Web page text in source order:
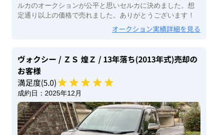
ルカのオークションが公平と思いセルカに決めました。想
定通り以上の価格で売れました。ありがとうございます！
オークション実績詳細を見る
ヴォクシー / ＺＳ 煌Ｚ / 13年落ち(2013年式)売却の
お客様
満足度(5.0)
成約日： 2025年12月